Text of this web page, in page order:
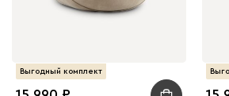
Выгодный комплект